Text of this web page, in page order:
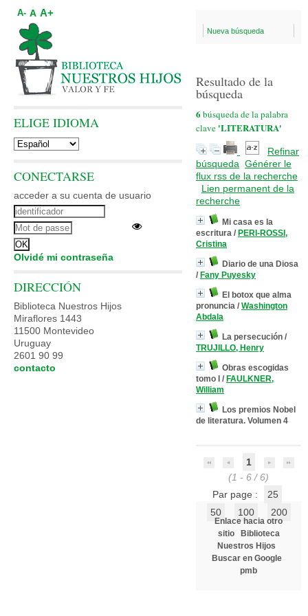
Nueva búsqueda
Resultado de la
búsqueda
6 búsqueda de la palabra
clave 'LITERATURA'
Refinar
búsqueda Générer le
flux rss de la recherche
Lien permanent de la
recherche
Mi casa es la
escritura / PERI-ROSSI,
Cristina
Diario de una Diosa
/ Fany Puyesky
El botox que alma
pronuncia / Washington
Abdala
La persecución /
TRUJILLO, Henry
Obras escogidas
tomo I
/ FAULKNER,
William
Los premios Nobel
de literatura. Volumen 4
1
(1 - 6 / 6)
Par page :
25
50
100 200
Enlace hacia otro
sitio
Biblioteca
Nuestros Hijos
Buscar en Google
pmb
A- A A+
ELIGE IDIOMA
CONECTARSE
acceder a su cuenta de usuario
Olvidé mi contraseña
DIRECCIÓN
Biblioteca Nuestros Hijos
Miraflores 1443
11500 Montevideo
Uruguay
2601 90 99
contacto